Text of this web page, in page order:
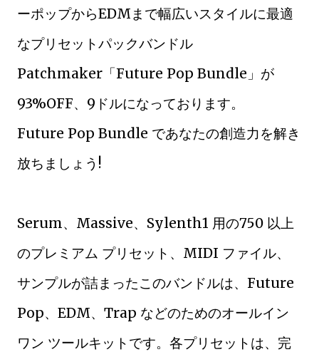
ーポップからEDMまで幅広いスタイルに最適
なプリセットパックバンドル
Patchmaker「Future Pop Bundle」が
93%OFF、9ドルになっております。
Future Pop Bundle であなたの創造力を解き
放ちましょう!
Serum、Massive、Sylenth1 用の750 以上
のプレミアム プリセット、MIDI ファイル、
サンプルが詰まったこのバンドルは、Future
Pop、EDM、Trap などのためのオールイン
ワン ツールキットです。各プリセットは、完